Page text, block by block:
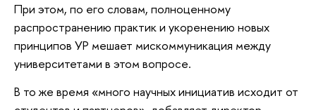
При этом, по его словам, полноценному
распространению практик и укоренению новых
принципов УР мешает мискоммуникация между
университетами в этом вопросе.
В то же время «много научных инициатив исходит от